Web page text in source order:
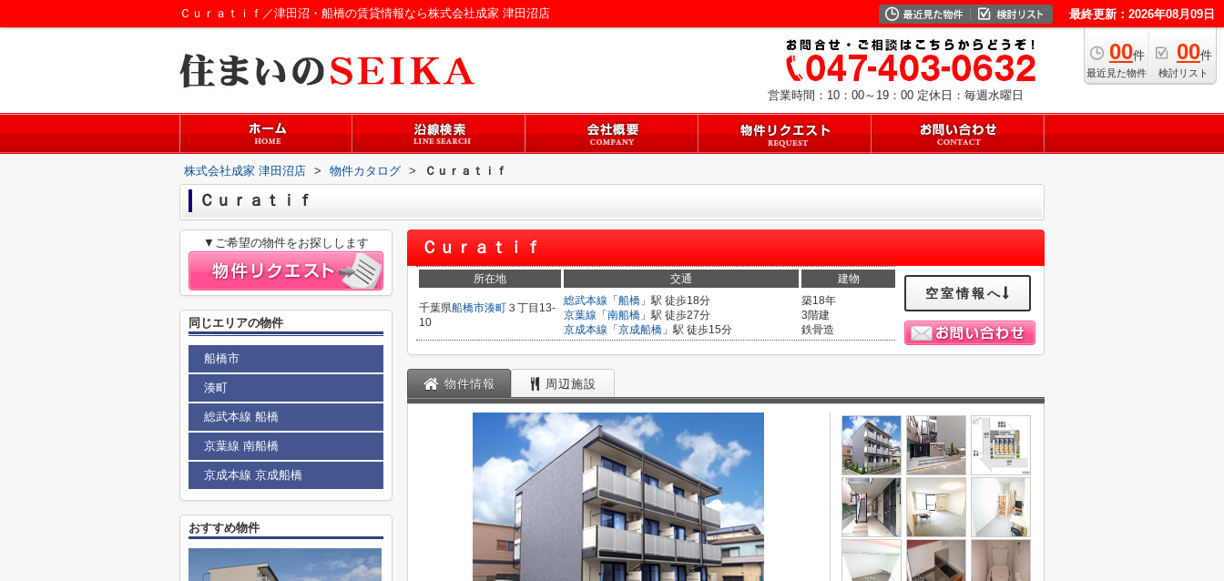
Ｃｕｒａｔｉｆ／津田沼・船橋の賃貸情報なら株式会社成家 津田沼店 最終更新：2026年08月09日
00件
最近見た物件
00件
検討リスト
営業時間：10：00～19：00 定休日：毎週水曜日
株式会社成家 津田沼店 > 物件カタログ > Ｃｕｒａｔｉｆ
Ｃｕｒａｔｉｆ
Ｃｕｒａｔｉｆ
所在地 交通 建物
千葉県船橋市湊町 ３丁目13-
10
総武本線 「 船橋 」駅 徒歩18分
京葉線 「 南船橋 」駅 徒歩27分
京成本線 「 京成船橋 」駅 徒歩15分
築18年
3階建
鉄骨造
空室情報へ
物件情報 周辺施設
▼ご希望の物件をお探しします
同じエリアの物件
船橋市
湊町
総武本線 船橋
京葉線 南船橋
京成本線 京成船橋
おすすめ物件